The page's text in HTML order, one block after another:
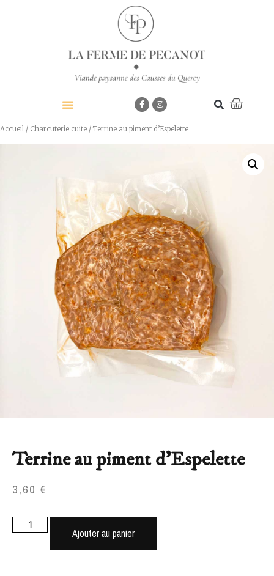
Accueil / Charcuterie cuite / Terrine au piment d’Espelette
Terrine au piment d’Espelette
3,60 €
Ajouter au panier